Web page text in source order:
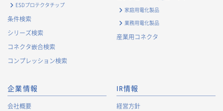
ESDプロテクタチップ
条件検索
シリーズ検索
コネクタ嵌合検索
コンプレッション検索
家庭用電化製品
業務用電化製品
産業用コネクタ
企業情報
会社概要
IR情報
経営方針